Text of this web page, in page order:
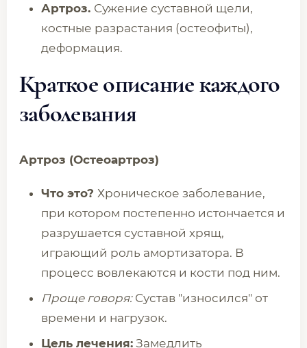
Артроз. Сужение суставной щели,
костные разрастания (остеофиты),
деформация.
Краткое описание каждого
заболевания
Артроз (Остеоартроз)
Что это? Хроническое заболевание,
при котором постепенно истончается и
разрушается суставной хрящ,
играющий роль амортизатора. В
процесс вовлекаются и кости под ним.
Проще говоря:Сустав "износился" от
времени и нагрузок.
Цель лечения: Замедлить